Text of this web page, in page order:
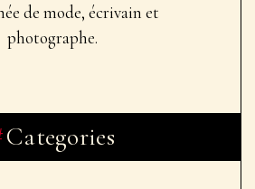
de mode, écrivain et
photographe.
Categories